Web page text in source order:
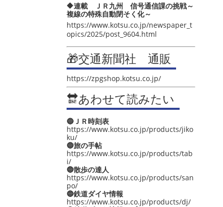
🔶連載 ＪＲ九州 信号通信課の挑戦～
複線の特殊自動閉そく化～
https://www.kotsu.co.jp/newspaper_t
opics/2025/post_9604.html
🎁交通新聞社 通販
https://zpgshop.kotsu.co.jp/
🔛あわせて読みたい
🔵ＪＲ時刻表
https://www.kotsu.co.jp/products/jiko
ku/
🔵旅の手帖
https://www.kotsu.co.jp/products/tab
i/
🔵散歩の達人
https://www.kotsu.co.jp/products/san
po/
🔵鉄道ダイヤ情報
https://www.kotsu.co.jp/products/dj/